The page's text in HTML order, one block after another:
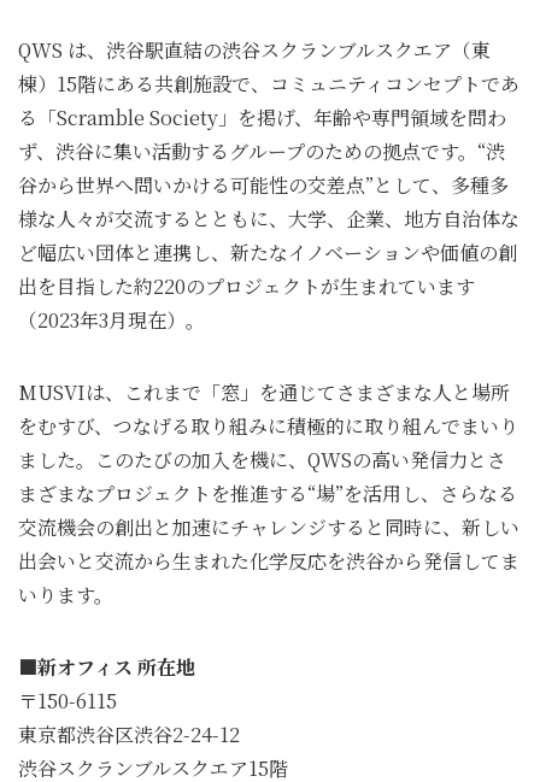
QWS は、渋谷駅直結の渋谷スクランブルスクエア（東
棟）15階にある共創施設で、コミュニティコンセプトであ
る「Scramble Society」を掲げ、年齢や専門領域を問わ
ず、渋谷に集い活動するグループのための拠点です。“渋
谷から世界へ問いかける可能性の交差点”として、多種多
様な人々が交流するとともに、大学、企業、地方自治体な
ど幅広い団体と連携し、新たなイノベーションや価値の創
出を目指した約220のプロジェクトが生まれています
（2023年3月現在）。
MUSVIは、これまで「窓」を通じてさまざまな人と場所
をむすび、つなげる取り組みに積極的に取り組んでまいり
ました。このたびの加入を機に、QWSの高い発信力とさ
まざまなプロジェクトを推進する“場”を活用し、さらなる
交流機会の創出と加速にチャレンジすると同時に、新しい
出会いと交流から生まれた化学反応を渋谷から発信してま
いります。
■新オフィス 所在地
〒150-6115
東京都渋谷区渋谷2-24-12
渋谷スクランブルスクエア15階